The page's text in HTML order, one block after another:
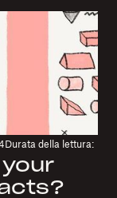
Durata della lettura: